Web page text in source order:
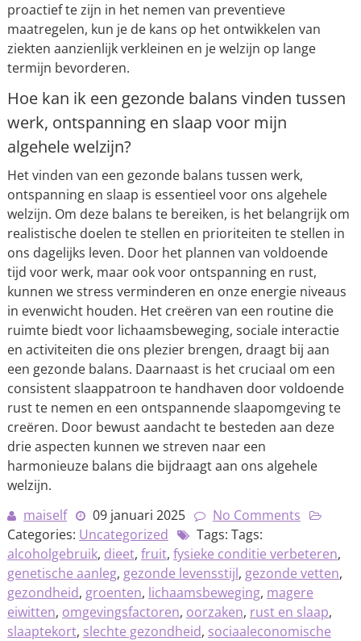
proactief te zijn in het nemen van preventieve
maatregelen, kun je de kans op het ontwikkelen van
ziekten aanzienlijk verkleinen en je welzijn op lange
termijn bevorderen.
Hoe kan ik een gezonde balans vinden tussen
werk, ontspanning en slaap voor mijn
algehele welzijn?
Het vinden van een gezonde balans tussen werk,
ontspanning en slaap is essentieel voor ons algehele
welzijn. Om deze balans te bereiken, is het belangrijk om
realistische doelen te stellen en prioriteiten te stellen in
ons dagelijks leven. Door het plannen van voldoende
tijd voor werk, maar ook voor ontspanning en rust,
kunnen we stress verminderen en onze energie niveaus
in evenwicht houden. Het creëren van een routine die
ruimte biedt voor lichaamsbeweging, sociale interactie
en activiteiten die ons plezier brengen, draagt bij aan
een gezonde balans. Daarnaast is het cruciaal om een
consistent slaappatroon te handhaven door voldoende
rust te nemen en een ontspannende slaapomgeving te
creëren. Door bewust aandacht te besteden aan deze
drie aspecten kunnen we streven naar een
harmonieuze balans die bijdraagt aan ons algehele
welzijn.
maiself
09 januari 2025
No Comments
Categories: Uncategorized
Tags: Tags:
alcoholgebruik, dieet, fruit, fysieke conditie verbeteren,
genetische aanleg, gezonde levensstijl, gezonde vetten,
gezondheid, groenten, lichaamsbeweging, magere
eiwitten, omgevingsfactoren, oorzaken, rust en slaap,
slaaptekort, slechte gezondheid, sociaaleconomische